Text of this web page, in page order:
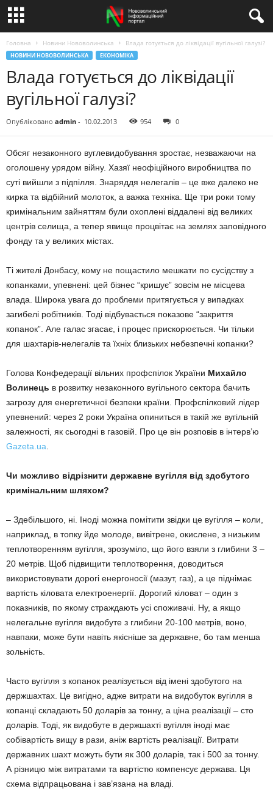
Головна Новини Нововолинська Влада готується до ліквідації вугільної галузі?
НОВИНИ НОВОВОЛИНСЬКА ЕКОНОМІКА
Влада готується до ліквідації
вугільної галузі?
Опубліковано admin - 10.02.2013 954 0
Обсяг незаконного вуглевидобування зростає, незважаючи на
оголошену урядом війну. Хазяї неофіційного виробництва по
суті вийшли з підпілля. Знаряддя нелегалів – це вже далеко не
кирка та відбійний молоток, а важка техніка. Ще три роки тому
кримінальним зайняттям були охоплені віддалені від великих
центрів селища, а тепер явище процвітає на землях заповідного
фонду та у великих містах.
Ті жителі Донбасу, кому не пощастило мешкати по сусідству з
копанками, упевнені: цей бізнес “кришує” зовсім не місцева
влада. Широка увага до проблеми притягується у випадках
загибелі робітників. Тоді відбувається показове “закриття
копанок”. Але галас згасає, і процес прискорюється. Чи тільки
для шахтарів-нелегалів та їхніх близьких небезпечні копанки?
Голова Конфедерації вільних профспілок України Михайло
Волинець в розвитку незаконного вугільного сектора бачить
загрозу для енергетичної безпеки країни. Профспілковий лідер
упевнений: через 2 роки Україна опиниться в такій же вугільній
залежності, як сьогодні в газовій. Про це він розповів в інтерв’ю
Gazeta.ua
Чи можливо відрізнити державне вугілля від здобутого
кримінальним шляхом?
– Здебільшого, ні. Іноді можна помітити звідки це вугілля – коли,
наприклад, в топку йде молоде, вивітрене, окислене, з низьким
теплотворенням вугілля, зрозуміло, що його взяли з глибини 3 –
20 метрів. Щоб підвищити теплотворення, доводиться
використовувати дорогі енергоносії (мазут, газ), а це піднімає
вартість кіловата електроенергії. Дорогий кіловат – один з
показників, по якому страждають усі споживачі. Ну, а якщо
нелегальне вугілля видобуте з глибини 20-100 метрів, воно,
навпаки, може бути навіть якісніше за державне, бо там менша
зольність.
Часто вугілля з копанок реалізується від імені здобутого на
держшахтах. Це вигідно, адже витрати на видобуток вугілля в
копанці складають 50 доларів за тонну, а ціна реалізації – сто
доларів. Тоді, як видобуте в держшахті вугілля іноді має
собівартість вищу в рази, аніж вартість реалізації. Витрати
державних шахт можуть бути як 300 доларів, так і 500 за тонну.
А різницю між витратами та вартістю компенсує держава. Ця
схема відпрацьована і зав’язана на владі.